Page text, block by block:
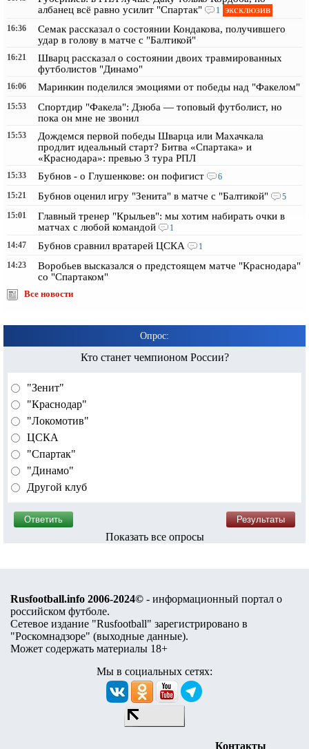
албанец всё равно усилит "Спартак"
1 эксклюзив
16:36
Семак рассказал о состоянии Кондакова, получившего
удар в голову в матче с "Балтикой"
16:21
Шварц рассказал о состоянии двоих травмированных
футболистов "Динамо"
16:06 Маринкин поделился эмоциями от победы над "Факелом"
15:53
Спортдир "Факела": Дзюба — топовый футболист, но
пока он мне не звонил
15:53
Дождемся первой победы Шварца или Махачкала
продлит идеальный старт? Битва «Спартака» и
«Краснодара»: превью 3 тура РПЛ
15:33 Бубнов - о Глушенкове: он пофигист
6
15:21
Бубнов оценил игру "Зенита" в матче с "Балтикой"
5
15:01
Главный тренер "Крыльев": мы хотим набирать очки в
матчах с любой командой
1
14:47
Бубнов сравнил вратарей ЦСКА
1
14:23
Воробьев высказался о предстоящем матче "Краснодара"
со "Спартаком"
Все новости
Опрос:
Кто станет чемпионом России?
"Зенит"
"Краснодар"
"Локомотив"
ЦСКА
"Спартак"
"Динамо"
Другой клуб
Показать все опросы
Rusfootball.info 2006-2024© - информационный портал о
российском футболе.
Сетевое издание "Rusfootball" зарегистрировано в
"Роскомнадзоре" (выходные данные).
Может содержать материалы 18+
Мы в социальных сетях:
Контакты